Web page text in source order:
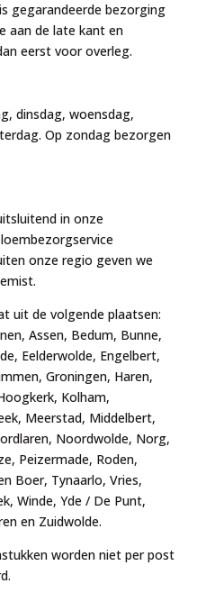
gegarandeerde bezorging
aan de late kant en
eerst voor overleg.
dinsdag, woensdag,
Op zondag bezorgen
in onze
onze regio geven we
uit de volgende plaatsen:
Assen, Bedum, Bunne,
Eelderwolde, Engelbert,
Groningen, Haren,
Kolham,
Meerstad, Middelbert,
Noordwolde, Norg,
Peizermade, Roden,
Boer, Tynaarlo, Vries,
Winde, Yde / De Punt,
en Zuidwolde.
worden niet per post